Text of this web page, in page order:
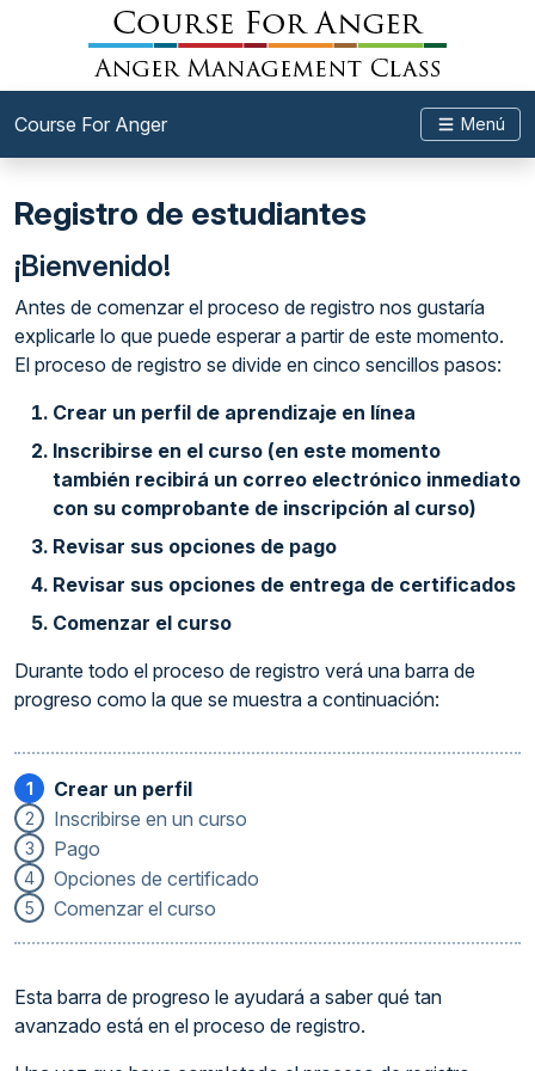
Course For Anger Menú
Registro de estudiantes
¡Bienvenido!
Antes de comenzar el proceso de registro nos gustaría
explicarle lo que puede esperar a partir de este momento.
El proceso de registro se divide en cinco sencillos pasos:
Crear un perfil de aprendizaje en línea
Inscribirse en el curso (en este momento
también recibirá un correo electrónico inmediato
con su comprobante de inscripción al curso)
Revisar sus opciones de pago
Revisar sus opciones de entrega de certificados
Comenzar el curso
Durante todo el proceso de registro verá una barra de
progreso como la que se muestra a continuación:
1 Crear un perfil
2 Inscribirse en un curso
3 Pago
4 Opciones de certificado
5 Comenzar el curso
Esta barra de progreso le ayudará a saber qué tan
avanzado está en el proceso de registro.